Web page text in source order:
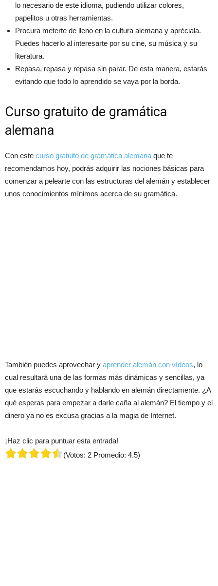
lo necesario de este idioma, pudiendo utilizar colores,
papelitos u otras herramientas.
Procura meterte de lleno en la cultura alemana y apréciala.
Puedes hacerlo al interesarte por su cine, su música y su
literatura.
Repasa, repasa y repasa sin parar. De esta manera, estarás
evitando que todo lo aprendido se vaya por la borda.
Curso gratuito de gramática
alemana
Con este curso gratuito de gramática alemana que te
recomendamos hoy, podrás adquirir las nociones básicas para
comenzar a pelearte con las estructuras del alemán y establecer
unos conocimientos mínimos acerca de su gramática.
También puedes aprovechar y aprender alemán con vídeos, lo
cual resultará una de las formas más dinámicas y sencillas, ya
que estarás escuchando y hablando en alemán directamente. ¿A
qué esperas para empezar a darle caña al alemán? El tiempo y el
dinero ya no es excusa gracias a la magia de Internet.
¡Haz clic para puntuar esta entrada!
(Votos: 2 Promedio: 4.5)